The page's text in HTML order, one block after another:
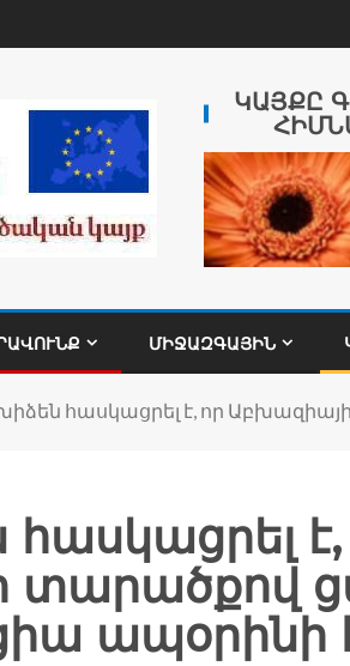
ԿԱՅՔԸ
ՄԻՋԱԶԳԱՅԻՆ
հասկացրել է, որ
է,
տարածքով
ապօրինի